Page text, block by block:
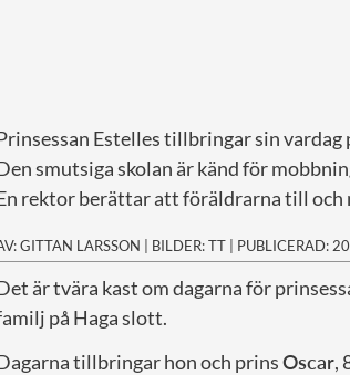
Estelles tillbringar sin vardag
smutsiga skolan är känd för
rektor berättar att föräldrarna till och
GITTAN LARSSON | BILDER: TT | PUBLICERAD:
et är tvära kast om dagarna för
på Haga slott.
tillbringar hon och prinsOscar,